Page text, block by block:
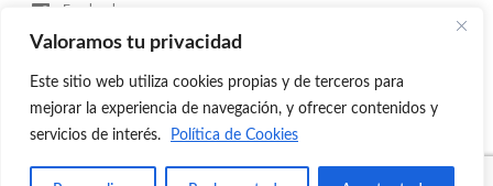
Valoramos tu privacidad
Este sitio web utiliza cookies propias y de terceros para
mejorar la experiencia de navegación, y ofrecer contenidos y
servicios de interés.
Política de Cookies
Facebook
LinkedIn
Instagram